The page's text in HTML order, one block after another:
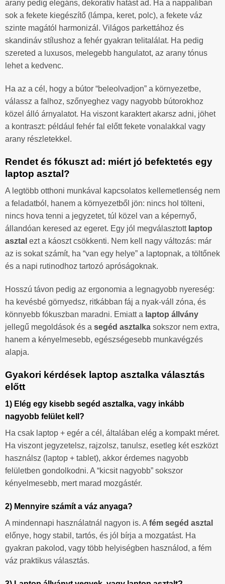
arany pedig elegáns, dekoratív hatást ad. Ha a nappaliban
sok a fekete kiegészítő (lámpa, keret, polc), a fekete váz
szinte magától harmonizál. Világos parkettához és
skandináv stílushoz a fehér gyakran telitalálat. Ha pedig
szereted a luxusos, melegebb hangulatot, az arany tónus
lehet a kedvenc.
Ha az a cél, hogy a bútor “beleolvadjon” a környezetbe,
válassz a falhoz, szőnyeghez vagy nagyobb bútorokhoz
közel álló árnyalatot. Ha viszont karaktert akarsz adni, jöhet
a kontraszt: például fehér fal előtt fekete vonalakkal vagy
arany részletekkel.
Rendet és fókuszt ad: miért jó befektetés egy
laptop asztal?
A legtöbb otthoni munkával kapcsolatos kellemetlenség nem
a feladatból, hanem a környezetből jön: nincs hol tölteni,
nincs hova tenni a jegyzetet, túl közel van a képernyő,
állandóan keresed az egeret. Egy jól megválasztott laptop
asztal ezt a káoszt csökkenti. Nem kell nagy változás: már
az is sokat számít, ha “van egy helye” a laptopnak, a töltőnek
és a napi rutinodhoz tartozó apróságoknak.
Hosszú távon pedig az ergonomia a legnagyobb nyereség:
ha kevésbé görnyedsz, ritkábban fáj a nyak-váll zóna, és
könnyebb fókuszban maradni. Emiatt a laptop állvány
jellegű megoldások és a segéd asztalka sokszor nem extra,
hanem a kényelmesebb, egészségesebb munkavégzés
alapja.
Gyakori kérdések laptop asztalka választás
előtt
1) Elég egy kisebb segéd asztalka, vagy inkább
nagyobb felület kell?
Ha csak laptop + egér a cél, általában elég a kompakt méret.
Ha viszont jegyzetelsz, rajzolsz, tanulsz, esetleg két eszközt
használsz (laptop + tablet), akkor érdemes nagyobb
felületben gondolkodni. A “kicsit nagyobb” sokszor
kényelmesebb, mert marad mozgástér.
2) Mennyire számít a váz anyaga?
A mindennapi használatnál nagyon is. A fém segéd asztal
előnye, hogy stabil, tartós, és jól bírja a mozgatást. Ha
gyakran pakolod, vagy több helyiségben használod, a fém
váz praktikus választás.